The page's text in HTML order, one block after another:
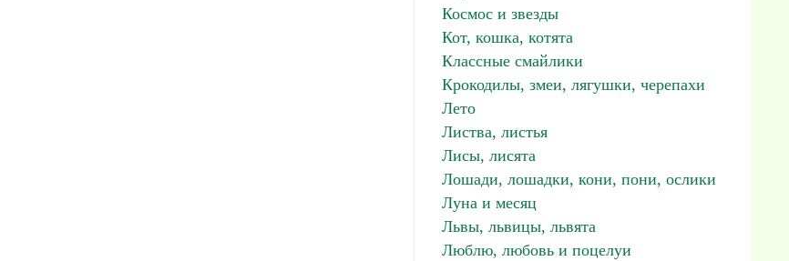
Космос и звезды
Кот, кошка, котята
Классные смайлики
Крокодилы, змеи, лягушки, черепахи
Лето
Листва, листья
Лисы, лисята
Лошади, лошадки, кони, пони, ослики
Луна и месяц
Львы, львицы, львята
Люблю, любовь и поцелуи